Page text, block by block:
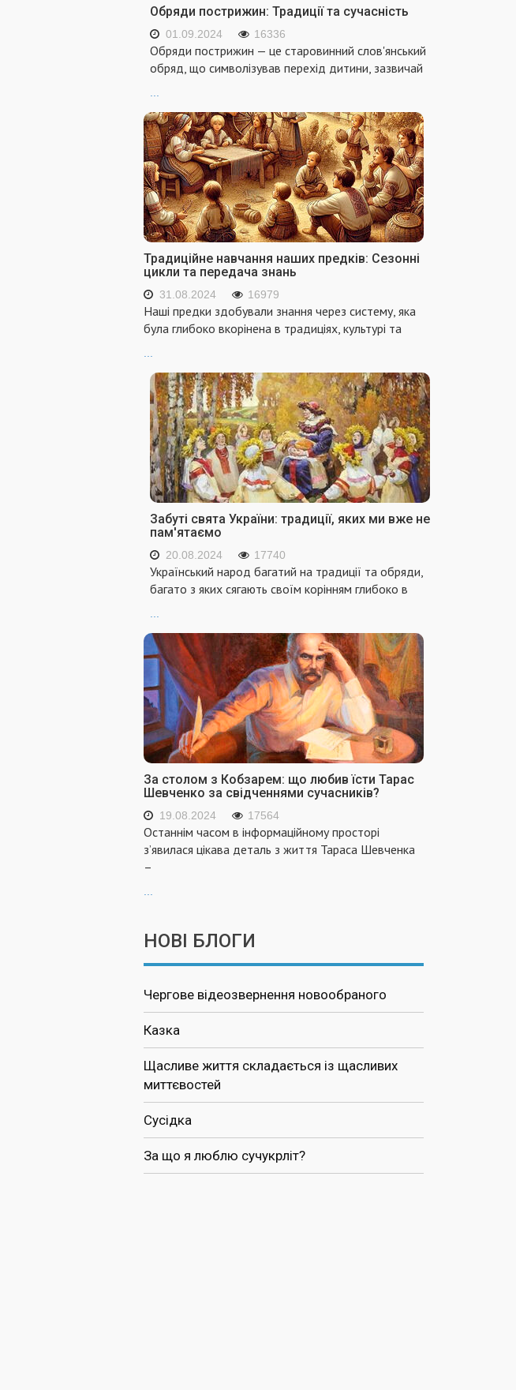
Обряди пострижин: Традиції та сучасність
01.09.2024 16336
Обряди пострижин — це старовинний слов'янський
обряд, що символізував перехід дитини, зазвичай
...
Традиційне навчання наших предків: Сезонні
цикли та передача знань
31.08.2024 16979
Наші предки здобували знання через систему, яка
була глибоко вкорінена в традиціях, культурі та
...
Забуті свята України: традиції, яких ми вже не
пам'ятаємо
20.08.2024 17740
Український народ багатий на традиції та обряди,
багато з яких сягають своїм корінням глибоко в
...
За столом з Кобзарем: що любив їсти Тарас
Шевченко за свідченнями сучасників?
19.08.2024 17564
Останнім часом в інформаційному просторі
з’явилася цікава деталь з життя Тараса Шевченка
–
...
НОВІ БЛОГИ
Чергове відеозвернення новообраного
Казка
Щасливе життя складається із щасливих
миттєвостей
Сусідка
За що я люблю сучукрліт?